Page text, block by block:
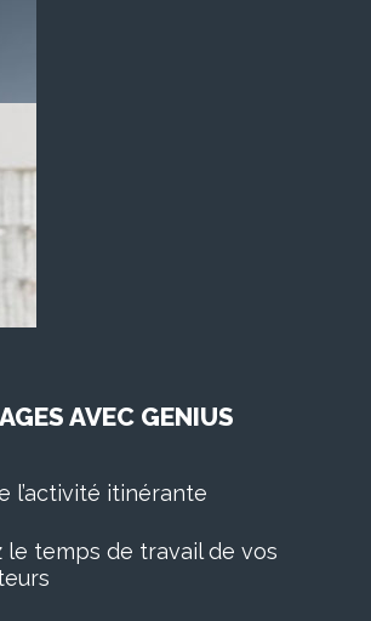
AVEC GENIUS
l’activité itinérante
le temps de travail de vos